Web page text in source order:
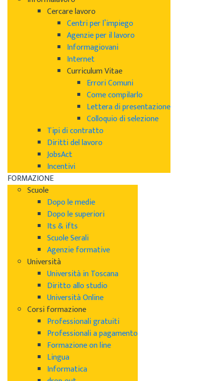
Cercare lavoro
Centri per l’impiego
Agenzie per il lavoro
Informagiovani
Internet
Curriculum Vitae
Errori Comuni
Come compilarlo
Lettera di presentazione
Colloquio di selezione
Tipi di contratto
Diritti del lavoro
JobsAct
Incentivi
FORMAZIONE
Scuole
Dopo le medie
Dopo le superiori
Its & ifts
Scuole Serali
Agenzie formative
Università
Università in Toscana
Diritto allo studio
Università Online
Corsi formazione
Professionali gratuiti
Professionali a pagamento
Formazione on line
Lingua
Informatica